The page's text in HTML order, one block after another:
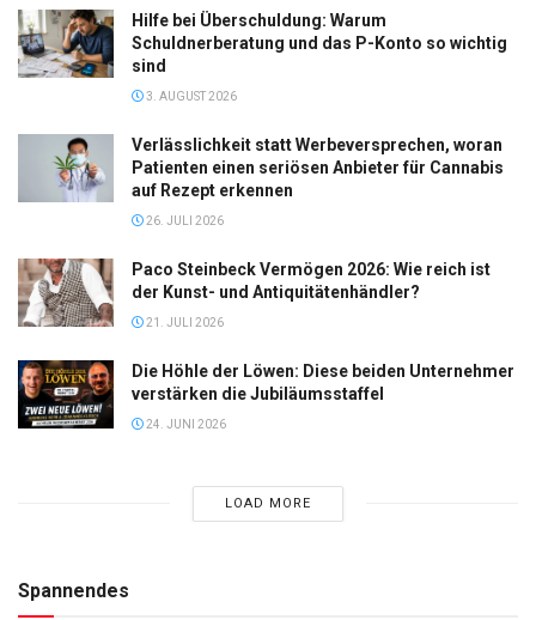
Hilfe bei Überschuldung: Warum
Schuldnerberatung und das P-Konto so wichtig
sind
3. AUGUST 2026
Verlässlichkeit statt Werbeversprechen, woran
Patienten einen seriösen Anbieter für Cannabis
auf Rezept erkennen
26. JULI 2026
Paco Steinbeck Vermögen 2026: Wie reich ist
der Kunst- und Antiquitätenhändler?
21. JULI 2026
Die Höhle der Löwen: Diese beiden Unternehmer
verstärken die Jubiläumsstaffel
24. JUNI 2026
LOAD MORE
Spannendes